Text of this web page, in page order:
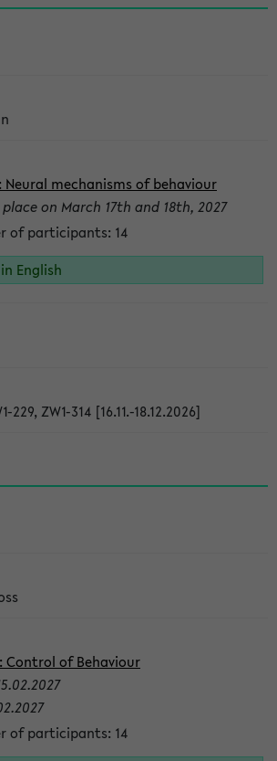
Neural mechanisms of behaviour
on March 17th and 18th, 2027
of participants: 14
English
229, ZW1-314 [16.11.-18.12.2026]
Control of Behaviour
of participants: 14